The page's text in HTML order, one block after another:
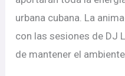
urbana cubana. La
con las sesiones de DJ
de mantener el